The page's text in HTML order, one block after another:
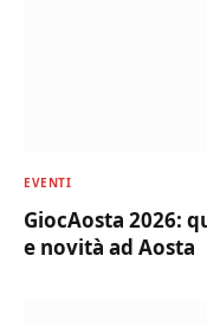
EVENTI
GiocAosta 2026:
e novità ad Aosta